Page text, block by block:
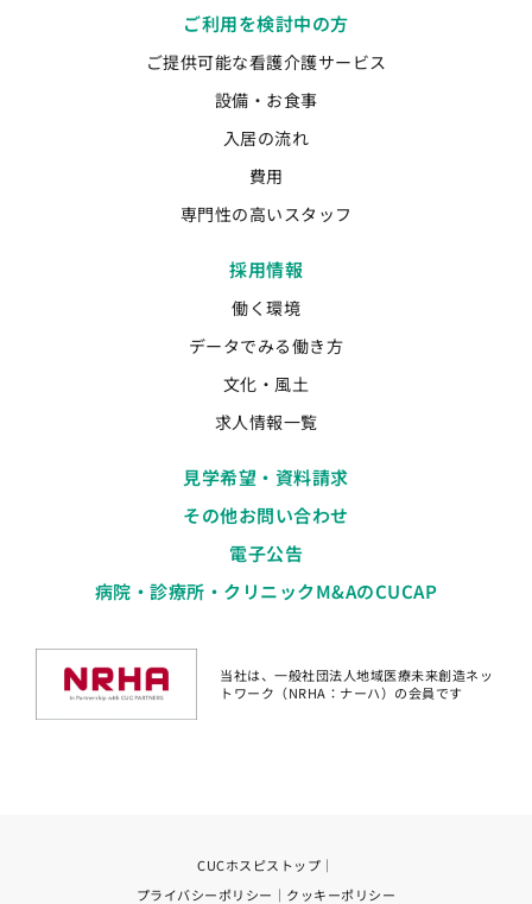
ご利用を検討中の方
ご提供可能な看護介護サービス
設備・お食事
入居の流れ
費用
専門性の高いスタッフ
採用情報
働く環境
データでみる働き方
文化・風土
求人情報一覧
見学希望・資料請求
その他お問い合わせ
電子公告
病院・診療所・クリニックM&AのCUCAP
当社は、一般社団法人地域医療未来創造ネッ
トワーク（NRHA：ナーハ）の会員です
CUCホスピストップ ｜
プライバシーポリシー ｜ クッキーポリシー